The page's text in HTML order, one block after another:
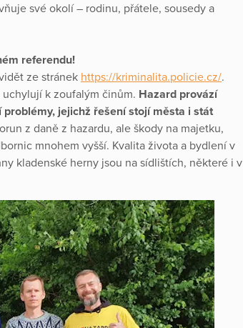
své okolí – rodinu, přátele, sousedy a
referendu!
ze stránek https://kriminalita.policie.cz/.
k zoufalým činům. Hazard provází
jejichž řešení stojí města i stát
z daně z hazardu, ale škody na majetku,
mnohem vyšší. Kvalita života a bydlení v
kladenské herny jsou na sídlištích, některé i v